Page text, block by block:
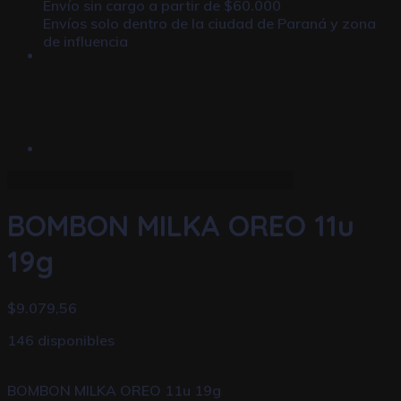
Envío sin cargo a partir de $60.000
Envíos solo dentro de la ciudad de Paraná y zona
de influencia
BOMBON MILKA OREO 11u
19g
$9.079,56
146 disponibles
BOMBON MILKA OREO 11u 19g